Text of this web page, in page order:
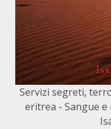
Servizi segreti,
eritrea - Sangue e